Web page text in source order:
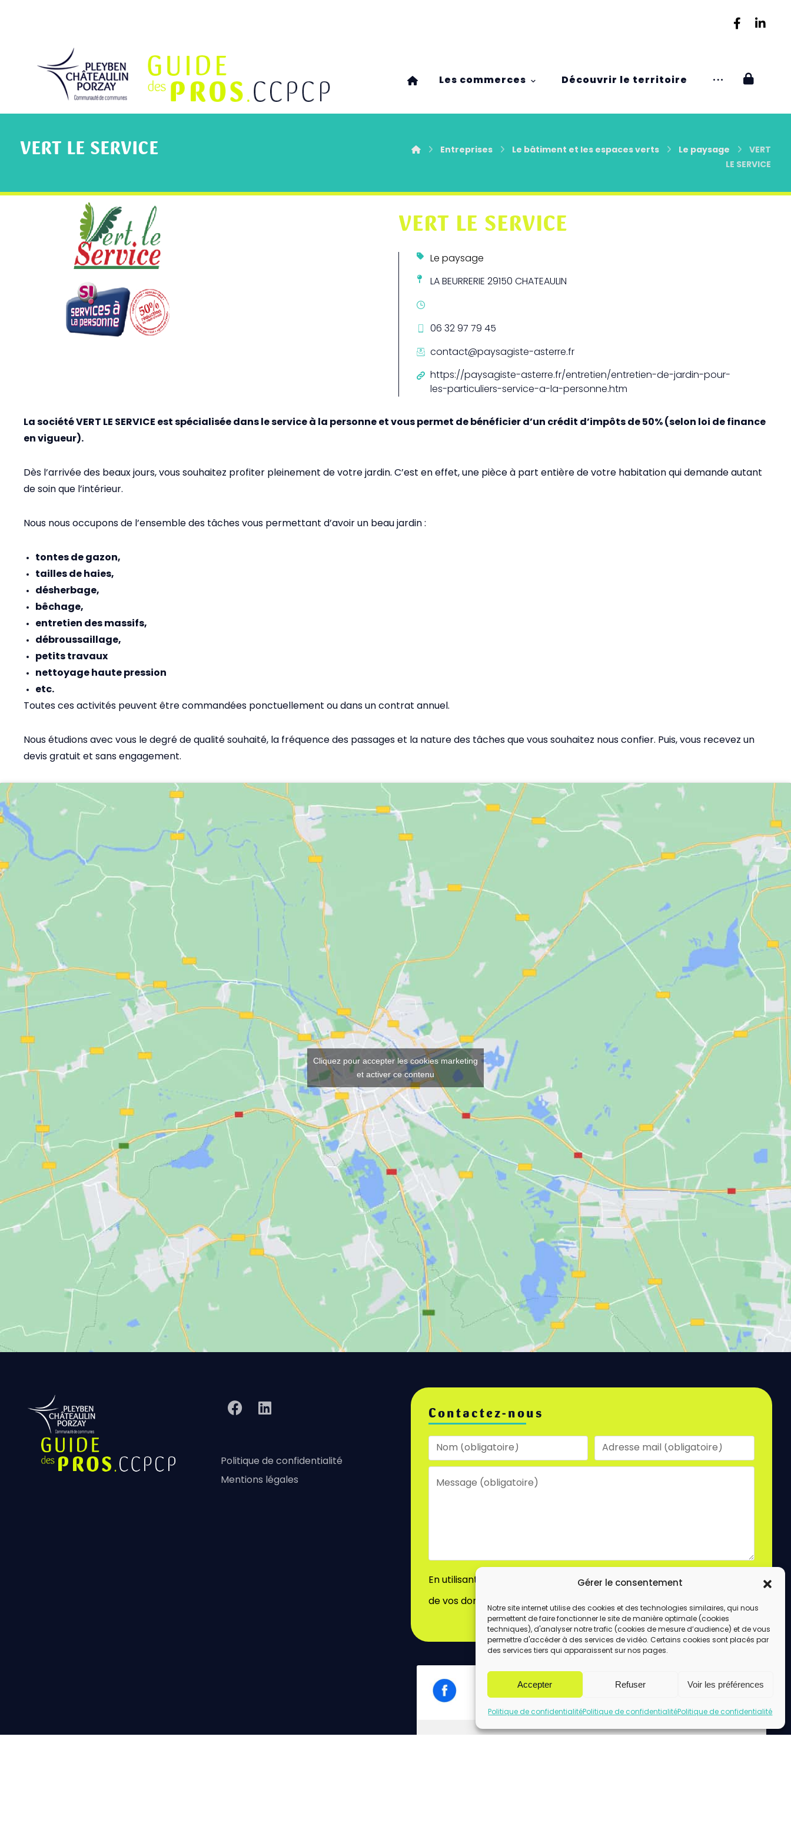
Gérer le consentement
Notre site internet utilise des cookies et des technologies similaires, qui nous
permettent de faire fonctionner le site de manière optimale (cookies
techniques), d'analyser notre trafic (cookies de mesure d’audience) et de vous
permettre d'accéder à des services de vidéo. Certains cookies sont placés par
des services tiers qui apparaissent sur nos pages.
Accepter Refuser Voir les préférences
Politique de confidentialitéPolitique de confidentialitéPolitique de confidentialité
Les commerces Découvrir le territoire
VERT LE SERVICE Entreprises Le bâtiment et les espaces verts Le paysage
VERT
LE SERVICE
VERT LE SERVICE
Le paysage
LA BEURRERIE 29150 CHATEAULIN
06 32 97 79 45
contact@paysagiste-asterre.fr
https://paysagiste-asterre.fr/entretien/entretien-de-jardin-pour-
les-particuliers-service-a-la-personne.htm
La société VERT LE SERVICE est spécialisée dans le service à la personne et vous permet de bénéficier d’un crédit d’impôts de 50% (selon loi de finance
en vigueur).
Dès l’arrivée des beaux jours, vous souhaitez profiter pleinement de votre jardin. C’est en effet, une pièce à part entière de votre habitation qui demande autant
de soin que l’intérieur.
Nous nous occupons de l’ensemble des tâches vous permettant d’avoir un beau jardin :
tontes de gazon,
tailles de haies,
désherbage,
bêchage,
entretien des massifs,
débroussaillage,
petits travaux
nettoyage haute pression
etc.
Toutes ces activités peuvent être commandées ponctuellement ou dans un contrat annuel.
Nous étudions avec vous le degré de qualité souhaité, la fréquence des passages et la nature des tâches que vous souhaitez nous confier. Puis, vous recevez un
devis gratuit et sans engagement.
Cliquez pour accepter les cookies marketing
et activer ce contenu
Politique de confidentialité
Mentions légales
Contactez-nous
En utilisant ce formulaire, vous acceptez le stockage et le traitement
de vos données par ce site.